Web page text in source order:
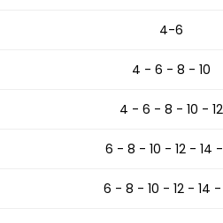
4-6
4 - 6 - 8 - 10
4 - 6 - 8 - 10 - 12
6 - 8 - 10 - 12 - 14 -
6 - 8 - 10 - 12 - 14